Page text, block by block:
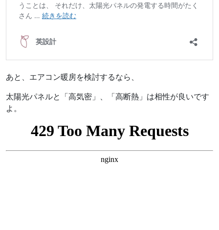
あと、エアコン暖房を検討するなら、
太陽光パネルと「高気密」、「高断熱」は相性が良いです
よ。